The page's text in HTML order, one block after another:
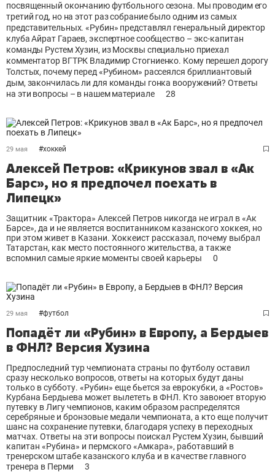
посвященный окончанию футбольного сезона. Мы проводим его
третий год, но на этот раз собрание было одним из самых
представительных. «Рубин» представлял генеральный директор
клуба Айрат Гараев, экспертное сообщество – экс-капитан
команды Рустем Хузин, из Москвы специально приехал
комментатор ВГТРК Владимир Стогниенко. Кому перешел дорогу
Толстых, почему перед «Рубином» рассеялся бриллиантовый
дым, закончилась ли для команды гонка вооружений? Ответы
на эти вопросы – в нашем материале
28
29 мая #хоккей
Алексей Петров: «Крикунов звал в «Ак
Барс», но я предпочел поехать в
Липецк»
Защитник «Трактора» Алексей Петров никогда не играл в «Ак
Барсе», да и не является воспитанником казанского хоккея, но
при этом живет в Казани. Хоккеист рассказал, почему выбрал
Татарстан, как место постоянного жительства, а также
вспомнил самые яркие моменты своей карьеры
0
29 мая #футбол
Попадёт ли «Рубин» в Европу, а Бердыев
в ФНЛ? Версия Хузина
Предпоследний тур чемпионата страны по футболу оставил
сразу несколько вопросов, ответы на которых будут даны
только в субботу. «Рубин» еще бьется за еврокубки, а «Ростов»
Курбана Бердыева может вылететь в ФНЛ. Кто завоюет вторую
путевку в Лигу чемпионов, каким образом распределятся
серебряные и бронзовые медали чемпионата, а кто еще получит
шанс на сохранение путевки, благодаря успеху в переходных
матчах. Ответы на эти вопросы поискал Рустем Хузин, бывший
капитан «Рубина» и пермского «Амкара», работавший в
тренерском штабе казанского клуба и в качестве главного
тренера в Перми
3